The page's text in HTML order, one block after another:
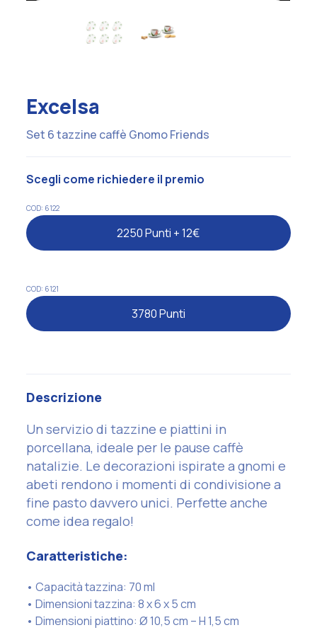
Excelsa
Set 6 tazzine caffè Gnomo Friends
Scegli come richiedere il premio
COD: 6122
2250 Punti + 12€
COD: 6121
3780 Punti
Descrizione
Un servizio di tazzine e piattini in
porcellana, ideale per le pause caffè
natalizie. Le decorazioni ispirate a gnomi e
abeti rendono i momenti di condivisione a
fine pasto davvero unici. Perfette anche
come idea regalo!
Caratteristiche:
• Capacità tazzina: 70 ml
• Dimensioni tazzina: 8 x 6 x 5 cm
• Dimensioni piattino: Ø 10,5 cm – H 1,5 cm